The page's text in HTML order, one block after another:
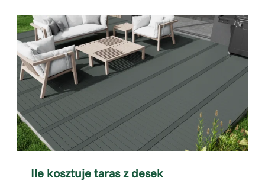
Ile kosztuje taras z desek